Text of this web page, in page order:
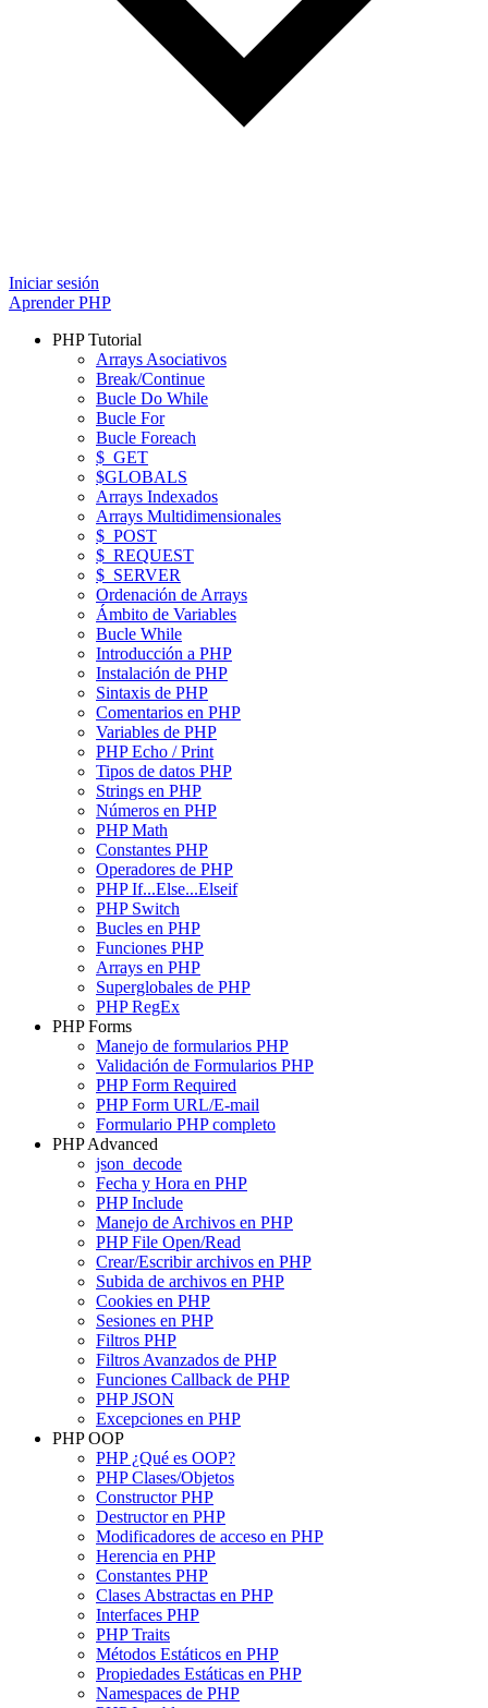
Iniciar sesión
Aprender PHP
PHP Tutorial
Arrays Asociativos
Break/Continue
Bucle Do While
Bucle For
Bucle Foreach
$_GET
$GLOBALS
Arrays Indexados
Arrays Multidimensionales
$_POST
$_REQUEST
$_SERVER
Ordenación de Arrays
Ámbito de Variables
Bucle While
Introducción a PHP
Instalación de PHP
Sintaxis de PHP
Comentarios en PHP
Variables de PHP
PHP Echo / Print
Tipos de datos PHP
Strings en PHP
Números en PHP
PHP Math
Constantes PHP
Operadores de PHP
PHP If...Else...Elseif
PHP Switch
Bucles en PHP
Funciones PHP
Arrays en PHP
Superglobales de PHP
PHP RegEx
PHP Forms
Manejo de formularios PHP
Validación de Formularios PHP
PHP Form Required
PHP Form URL/E-mail
Formulario PHP completo
PHP Advanced
json_decode
Fecha y Hora en PHP
PHP Include
Manejo de Archivos en PHP
PHP File Open/Read
Crear/Escribir archivos en PHP
Subida de archivos en PHP
Cookies en PHP
Sesiones en PHP
Filtros PHP
Filtros Avanzados de PHP
Funciones Callback de PHP
PHP JSON
Excepciones en PHP
PHP OOP
PHP ¿Qué es OOP?
PHP Clases/Objetos
Constructor PHP
Destructor en PHP
Modificadores de acceso en PHP
Herencia en PHP
Constantes PHP
Clases Abstractas en PHP
Interfaces PHP
PHP Traits
Métodos Estáticos en PHP
Propiedades Estáticas en PHP
Namespaces de PHP